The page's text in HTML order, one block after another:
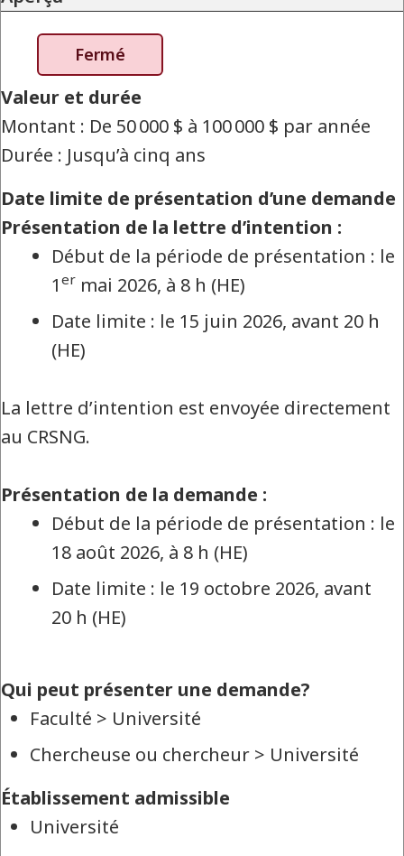
Fermé
Valeur et durée
Montant : De 50 000 $ à 100 000 $ par année
Durée : Jusqu’à cinq ans
Date limite de présentation d’une demande
Présentation de la lettre d’intention :
Début de la période de présentation : le
1 er mai 2026, à 8 h (HE)
Date limite : le 15 juin 2026, avant 20 h
(HE)
La lettre d’intention est envoyée directement
au CRSNG.
Présentation de la demande :
Début de la période de présentation : le
18 août 2026, à 8 h (HE)
Date limite : le 19 octobre 2026, avant
20 h (HE)
Qui peut présenter une demande?
Faculté > Université
Chercheuse ou chercheur > Université
Établissement admissible
Université